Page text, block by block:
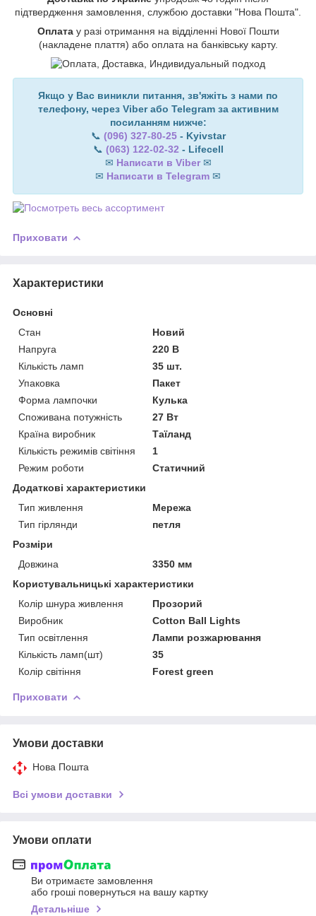
підтвердження замовлення, службою доставки "Нова Пошта".
Оплата у разі отримання на відділенні Нової Пошти
(накладене плаття) або оплата на банківську карту.
Якщо у Вас виникли питання, зв'яжіть з нами по
телефону, через Viber або Telegram за активним
посиланням нижче:
📞 (096) 327-80-25- Kyivstar
📞 (063) 122-02-32 - Lifecell
✉ Написати в Viber ✉
✉ Написати в Telegram ✉
Приховати
Характеристики
Основні
Стан
Новий
Напруга
220 В
Кількість ламп
35 шт.
Упаковка
Пакет
Форма лампочки
Кулька
Споживана потужність
27 Вт
Країна виробник
Таїланд
Кількість режимів світіння
1
Режим роботи
Статичний
Додаткові характеристики
Тип живлення
Мережа
Тип гірлянди
петля
Розміри
Довжина
3350 мм
Користувальницькі характеристики
Колір шнура живлення
Прозорий
Виробник
Cotton Ball Lights
Тип освітлення
Лампи розжарювання
Кількість ламп(шт)
35
Колір світіння
Forest green
Приховати
Умови доставки
Нова Пошта
Всі умови доставки
Умови оплати
Ви отримаєте замовлення
або гроші повернуться на вашу картку
Детальніше